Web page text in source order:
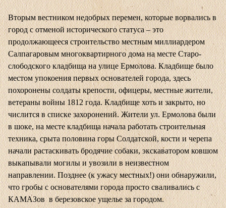
Вторым вестником недобрых перемен, которые ворвались в
город с отменой исторического статуса – это
продолжающееся строительство местным миллиардером
Салпагаровым многоквартирного дома на месте Старо-
слободского кладбища на улице Ермолова. Кладбище было
местом упокоения первых основателей города, здесь
похоронены солдаты крепости, офицеры, местные жители,
ветераны войны 1812 года. Кладбище хоть и закрыто, но
числится в списке захоронений. Жители ул. Ермолова были
в шоке, на месте кладбища начала работать строительная
техника, срыта половина горы Солдатской, кости и черепа
начали растаскивать бродячие собаки, экскаватором ковшом
выкапывали могилы и увозили в неизвестном
направлении. Позднее (к ужасу местных!) они обнаружили,
что гробы с основателями города просто сваливались с
КАМАЗов в березовское ущелье за городом.